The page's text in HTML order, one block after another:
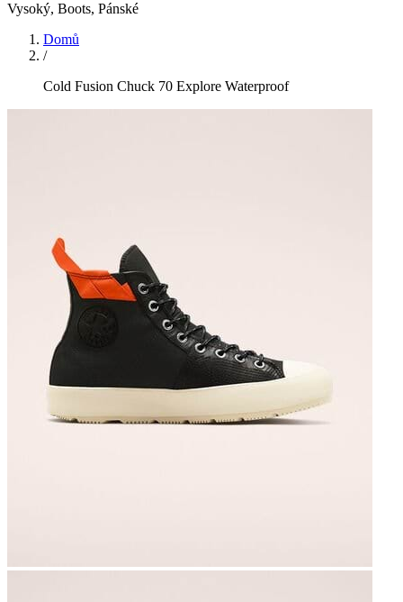
Vysoký, Boots, Pánské
Domů
/
Cold Fusion Chuck 70 Explore Waterproof